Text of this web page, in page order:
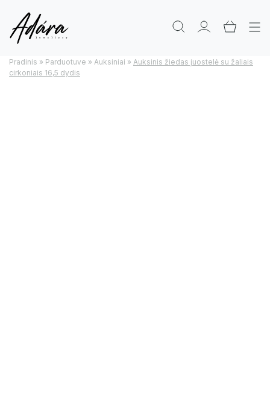
Pradinis » Parduotuve » Auksiniai » Auksinis žiedas juostelė su žaliais
cirkoniais 16,5 dydis